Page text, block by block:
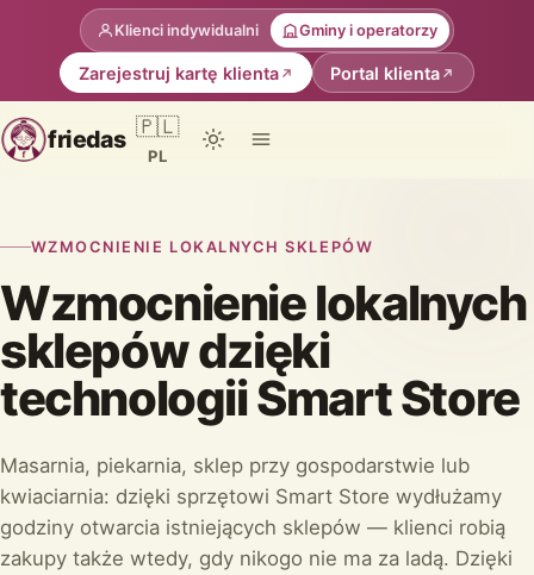
Klienci indywidualni Gminy i operatorzy
Zarejestruj kartę klienta Portal klienta
friedas 🇵🇱
PL
WZMOCNIENIE LOKALNYCH SKLEPÓW
Wzmocnienie lokalnych
sklepów dzięki
technologii Smart Store
Masarnia, piekarnia, sklep przy gospodarstwie lub
kwiaciarnia: dzięki sprzętowi Smart Store wydłużamy
godziny otwarcia istniejących sklepów — klienci robią
zakupy także wtedy, gdy nikogo nie ma za ladą. Dzięki